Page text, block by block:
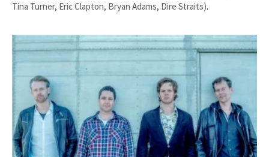
Tina Turner, Eric Clapton, Bryan Adams, Dire Straits).